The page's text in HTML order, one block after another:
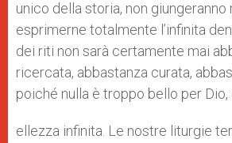
unico della storia, non giungeranno
esprimerne totalmente l’infinita
dei riti non sarà certamente mai
ricercata, abbastanza curata,
poiché nulla è troppo bello per Dio,
ellezza infinita. Le nostre liturgie